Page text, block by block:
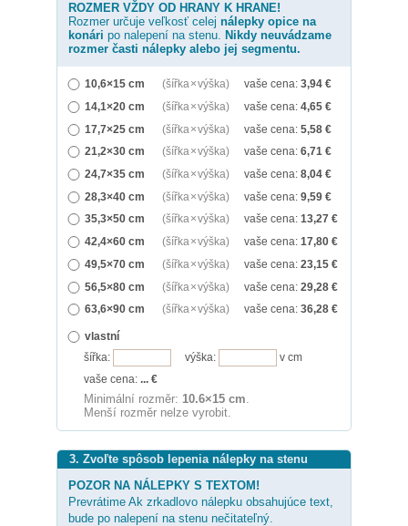
ROZMER VŽDY OD HRANY K HRANE!
Rozmer určuje veľkosť celej nálepky opice na
konári po nalepení na stenu. Nikdy neuvádzame
rozmer časti nálepky alebo jej segmentu.
10,6×15 cm (šířka × výška) vaše cena: 3,94 €
14,1×20 cm
(šířka × výška) vaše cena: 4,65 €
17,7×25 cm
(šířka × výška) vaše cena: 5,58 €
21,2×30 cm
(šířka × výška) vaše cena: 6,71 €
24,7×35 cm
(šířka × výška) vaše cena: 8,04 €
28,3×40 cm
(šířka × výška) vaše cena: 9,59 €
35,3×50 cm
(šířka × výška) vaše cena: 13,27 €
42,4×60 cm
(šířka × výška) vaše cena: 17,80 €
49,5×70 cm
(šířka × výška) vaše cena: 23,15 €
56,5×80 cm
(šířka × výška) vaše cena: 29,28 €
63,6×90 cm
(šířka × výška) vaše cena: 36,28 €
vlastní
šířka:
výška:
v cm
vaše cena: ... €
Minimální rozměr: 10.6×15 cm
Menší rozměr nelze vyrobit.
3. Zvoľte spôsob lepenia nálepky na stenu
POZOR NA NÁLEPKY S TEXTOM!
Prevrátime Ak zrkadlovo nálepku obsahujúce text,
bude po nalepení na stenu nečitateľný.